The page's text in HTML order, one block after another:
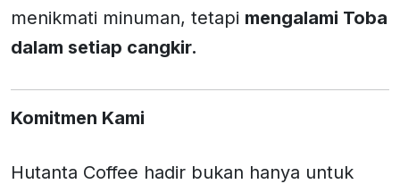
menikmati minuman, tetapi mengalami Toba
dalam setiap cangkir.
Komitmen Kami
Hutanta Coffee hadir bukan hanya untuk